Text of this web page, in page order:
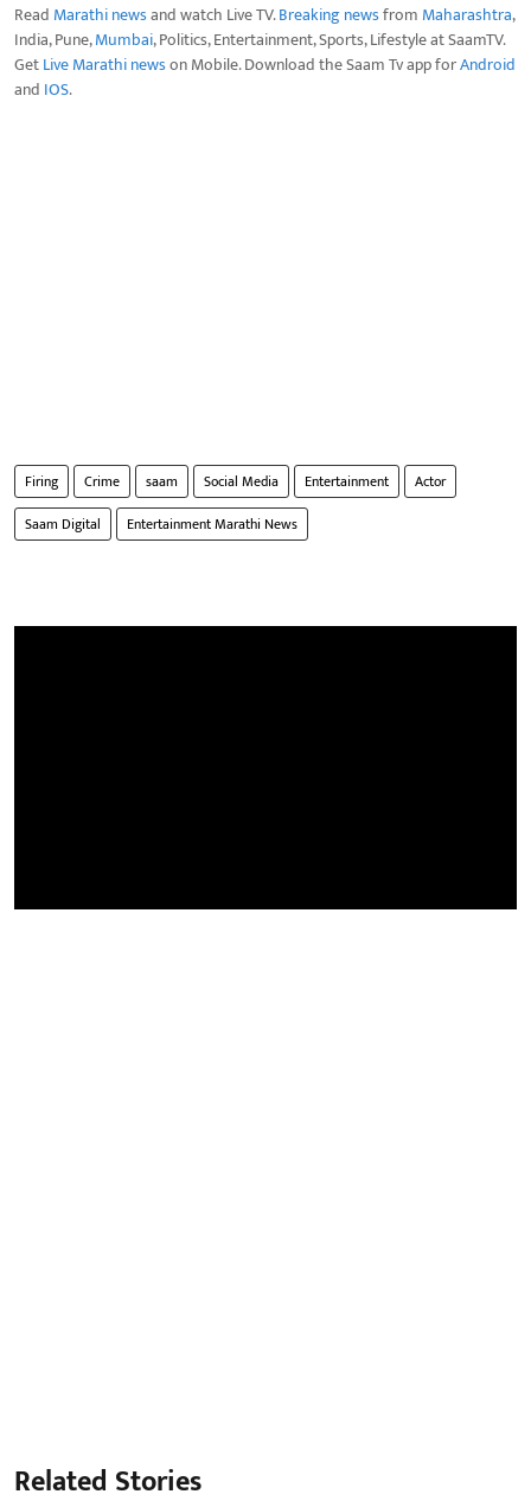
Read Marathi newsand watch Live TV.Breaking newsfrom Maharashtra,
India, Pune,Mumbai, Politics, Entertainment, Sports, Lifestyle at SaamTV.
GetLive Marathi newson Mobile. Download the Saam Tv app forAndroid
and IOS.
Firing Crime saam Social Media Entertainment
Actor
Saam Digital
Entertainment Marathi News
Related Stories